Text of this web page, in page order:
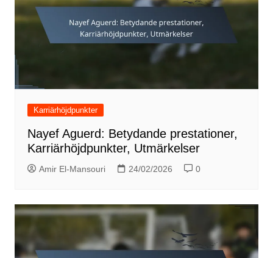
Karriärhöjdpunkter
Nayef Aguerd: Betydande prestationer,
Karriärhöjdpunkter, Utmärkelser
Amir El-Mansouri 24/02/2026 0